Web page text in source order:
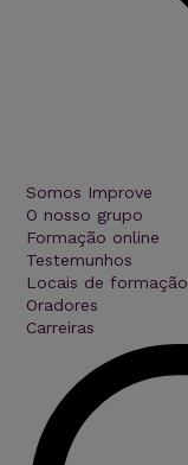
Somos Improve
O nosso grupo
Formação online
Testemunhos
Locais de formação
Oradores
Carreiras